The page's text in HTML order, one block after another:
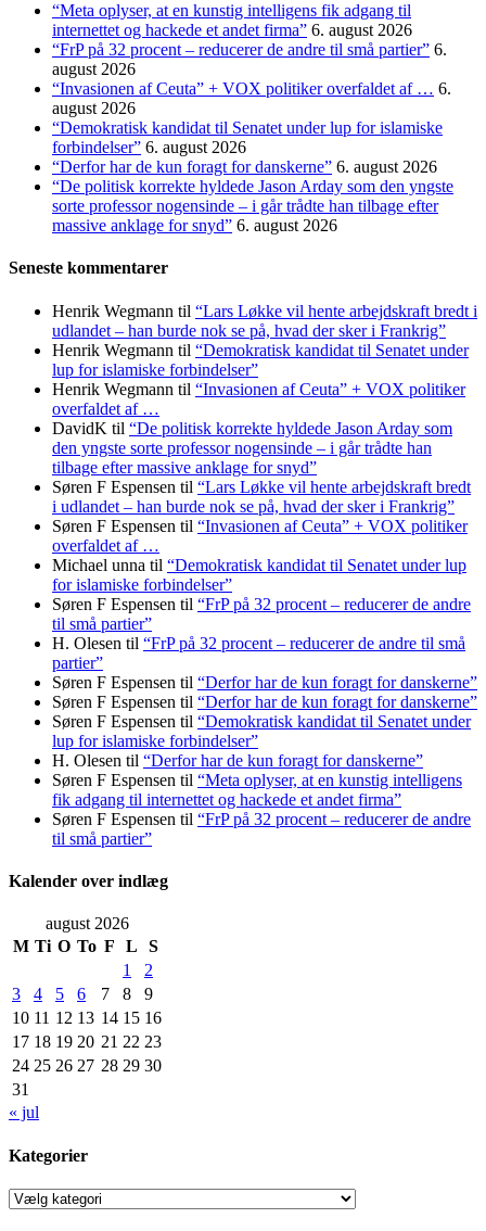
“Meta oplyser, at en kunstig intelligens fik adgang til
internettet og hackede et andet firma” 6. august 2026
“FrP på 32 procent – reducerer de andre til små partier” 6.
august 2026
“Invasionen af Ceuta” + VOX politiker overfaldet af … 6.
august 2026
“Demokratisk kandidat til Senatet under lup for islamiske
forbindelser” 6. august 2026
“Derfor har de kun foragt for danskerne” 6. august 2026
“De politisk korrekte hyldede Jason Arday som den yngste
sorte professor nogensinde – i går trådte han tilbage efter
massive anklage for snyd” 6. august 2026
Seneste kommentarer
Henrik Wegmann til “Lars Løkke vil hente arbejdskraft bredt i
udlandet – han burde nok se på, hvad der sker i Frankrig”
Henrik Wegmann til “Demokratisk kandidat til Senatet under
lup for islamiske forbindelser”
Henrik Wegmann til “Invasionen af Ceuta” + VOX politiker
overfaldet af …
DavidK til “De politisk korrekte hyldede Jason Arday som
den yngste sorte professor nogensinde – i går trådte han
tilbage efter massive anklage for snyd”
Søren F Espensen til “Lars Løkke vil hente arbejdskraft bredt
i udlandet – han burde nok se på, hvad der sker i Frankrig”
Søren F Espensen til “Invasionen af Ceuta” + VOX politiker
overfaldet af …
Michael unna til “Demokratisk kandidat til Senatet under lup
for islamiske forbindelser”
Søren F Espensen til “FrP på 32 procent – reducerer de andre
til små partier”
H. Olesen til “FrP på 32 procent – reducerer de andre til små
partier”
Søren F Espensen til “Derfor har de kun foragt for danskerne”
Søren F Espensen til “Derfor har de kun foragt for danskerne”
Søren F Espensen til “Demokratisk kandidat til Senatet under
lup for islamiske forbindelser”
H. Olesen til “Derfor har de kun foragt for danskerne”
Søren F Espensen til “Meta oplyser, at en kunstig intelligens
fik adgang til internettet og hackede et andet firma”
Søren F Espensen til “FrP på 32 procent – reducerer de andre
til små partier”
Kalender over indlæg
august 2026
M Ti O To F L
S
1
2
3
4 5 6 7 8
9
10 11 12 13 14 15 16
17 18 19 20 21 22 23
24 25 26 27 28 29 30
31
« jul
Kategorier
Kategorier